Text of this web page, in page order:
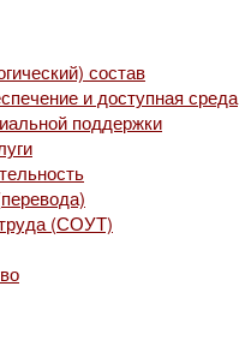
состав
и доступная среда
поддержки
(СОУТ)